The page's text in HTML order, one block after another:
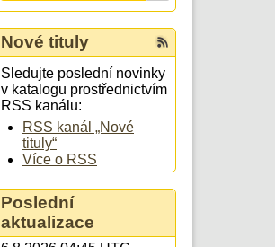
Nové tituly
Sledujte poslední novinky
v katalogu prostřednictvím
RSS kanálu:
RSS kanál „Nové
tituly“
Více o RSS
Poslední
aktualizace